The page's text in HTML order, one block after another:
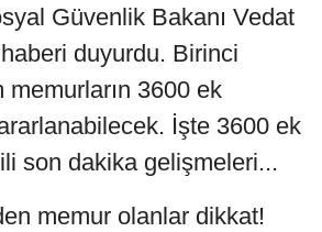
Güvenlik Bakanı Vedat
duyurdu. Birinci
memurların 3600 ek
İşte 3600 ek
son dakika gelişmeleri...
memur olanlar dikkat!